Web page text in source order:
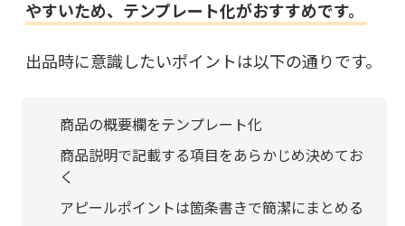
やすいため、テンプレート化がおすすめです。
出品時に意識したいポイントは以下の通りです。
商品の概要欄をテンプレート化
商品説明で記載する項目をあらかじめ決めてお
く
アピールポイントは箇条書きで簡潔にまとめる